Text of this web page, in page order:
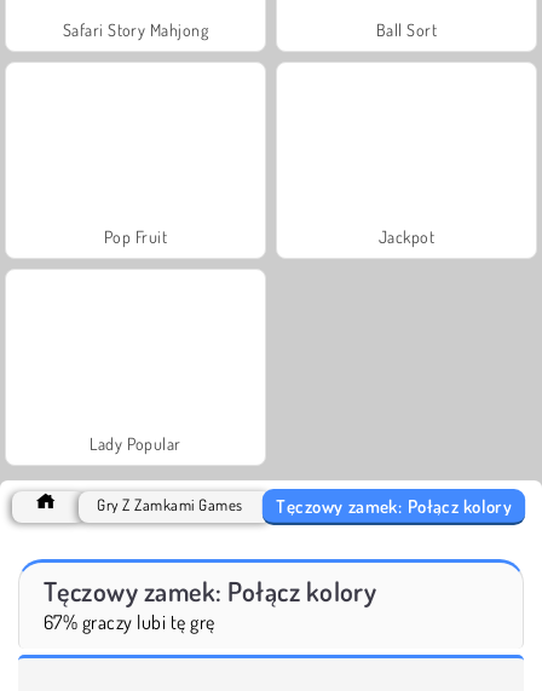
Safari Story Mahjong Ball Sort
Pop Fruit Jackpot
Lady Popular
Gry Z Zamkami Games Tęczowy zamek: Połącz kolory
Tęczowy zamek: Połącz kolory
67% graczy lubi tę grę